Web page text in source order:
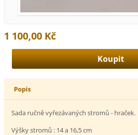
1 100,00 Kč
Popis
Sada ručně vyřezávaných stromů - hraček.
Výšky stromů : 14 a 16,5 cm